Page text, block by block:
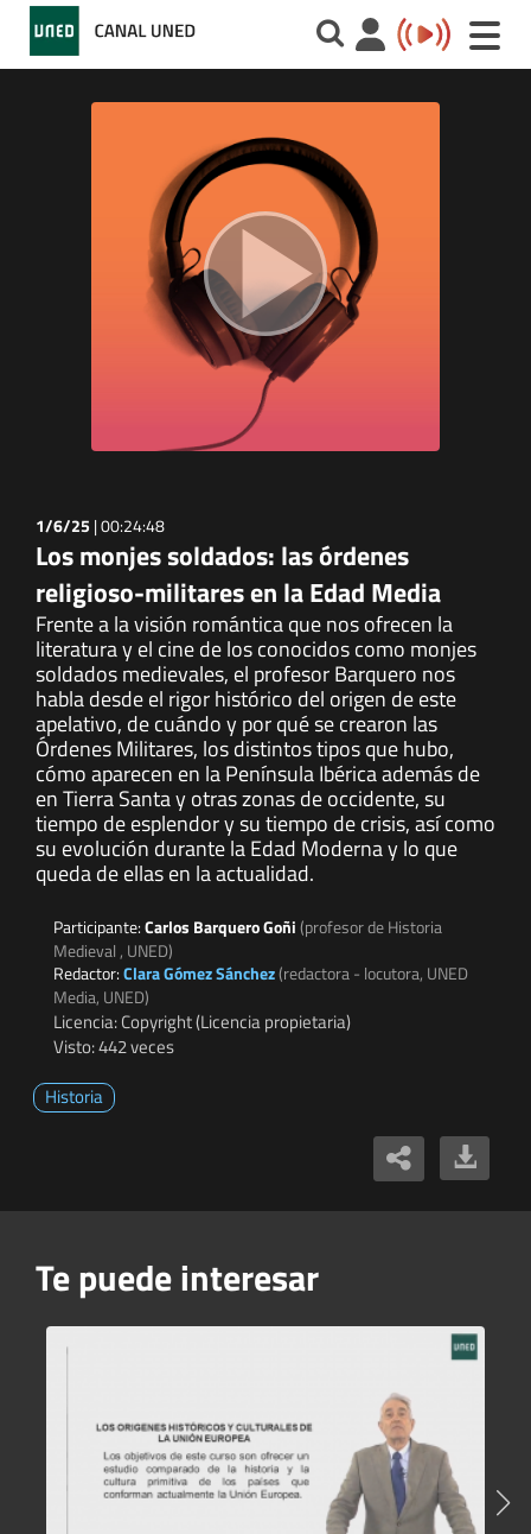
Toggle
1/6/25 |00:24:48
Los monjes soldados: las órdenes
religioso-militares en la Edad Media
Frente a la visión romántica que nos ofrecen la
literatura y el cine de los conocidos como monjes
soldados medievales, el profesor Barquero nos
habla desde el rigor histórico del origen de este
apelativo, de cuándo y por qué se crearon las
Órdenes Militares, los distintos tipos que hubo,
cómo aparecen en la Península Ibérica además de
en Tierra Santa y otras zonas de occidente, su
tiempo de esplendor y su tiempo de crisis, así como
su evolución durante la Edad Moderna y lo que
queda de ellas en la actualidad.
Participante:Carlos Barquero Goñi(profesor de Historia
Medieval , UNED)
Redactor:Clara Gómez Sánchez(redactora - locutora, UNED
Media, UNED)
Licencia: Copyright (Licencia propietaria)
Visto: 442 veces
Historia
Te puede interesar